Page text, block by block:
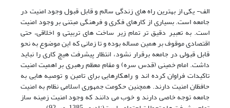
الف- یکی از بهترین راه های زندگی سالم و قابل قبول وجود امنیت در
جامعه است. بسیاری از کارهای فکری و فرهنگی مبتنی بر وجود امنیت
است. به تعبیر دقیق تر تمام زیر ساخت های تربیتی و اخلاقی، حتی
اقتصادی موقوف بر همین مساله بوده و تا زمانی که این موضوع به نحو
قابل قبولی در جامعه برقرار نشود، انتظار پیشرفت هیچ کاری را نباید
داشت. امام خمینی (قدس سره) و مقام معظم رهبری بر اهمیت امنیت
تاکیدات فراوان کرده اند و راهکارهایی برای تامین و توصیه هایی به
حافظان امنیت دارند. همچنین حکومت جمهوری اسلامی نظام به امنیت
جامعه توجه خاصی دارند و خوب می دانند که وجود امنیت زمینه ساز